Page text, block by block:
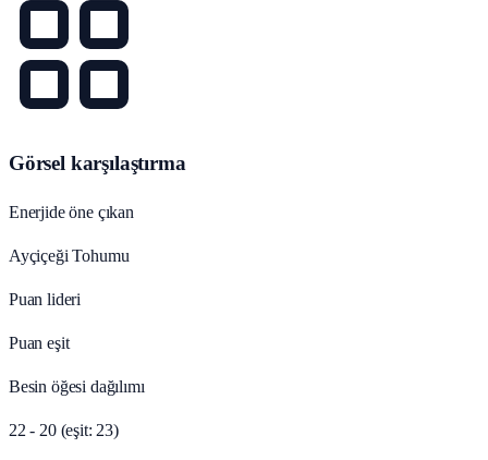
Görsel karşılaştırma
Enerjide öne çıkan
Ayçiçeği Tohumu
Puan lideri
Puan eşit
Besin öğesi dağılımı
22 - 20 (eşit: 23)